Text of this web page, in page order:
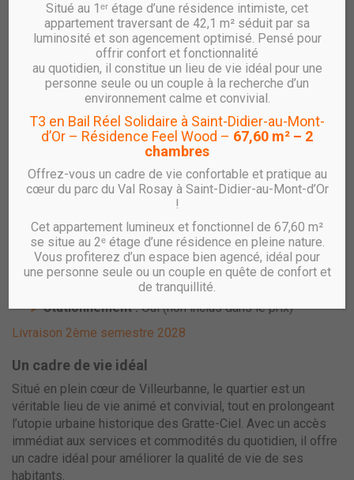
Vente UTÔPIA – T2 – B2.303
Appartement T2 Neuf avec loggia et
stationnement – Résidence UTÔPIA à Villeurbanne
Gratte-Ciel
RHÔNE SAÔNE HABITAT vous propose unappartement
T2 au 3ᵉ étage avec loggia et stationnement
la résidenceUTÔPIA, située dans le nouveau quartier
desGratte-Ciel à Villeurbanne.
Caractéristiques principales :
Type : T2
Étage :3
Surface habitable :56.21 m²
Stationnement :Oui (non inclus dans le prix)**
Livraison 2ème semestre 2028
Un cadre de vie idéal
Situé en plein cœur de Villeurbanne, le quartier est un
véritable lieu de vie animé et convivial, tout en prolongeant
l’utopie urbaine historique des Gratte-Ciel. Avec un accès
immédiat aux services et commodités du quotidien, il offre
un cadre idéal pour améliorer la qualité de vie de ses
habitants.
Situé au 1ᵉʳ étage d’une résidence intimiste, cet
appartement traversant de 42,1 m² séduit par sa
luminosité et son agencement optimisé. Pensé pour
offrir confort et fonctionnalité
au quotidien, il constitue un lieu de vie idéal pour une
personne seule ou un couple à la recherche d’un
environnement calme et convivial.
T3 en Bail Réel Solidaire à Saint-Didier-au-Mont-
d’Or – Résidence Feel Wood – 67,60 m² – 2
chambres
Offrez-vous un cadre de vie confortable et pratique au
cœur du parc du Val Rosay à Saint-Didier-au-Mont-d’Or
!
Cet appartement lumineux et fonctionnel de 67,60 m²
se situe au 2ᵉ étage d’une résidence en pleine nature.
Vous profiterez d’un espace bien agencé, idéal pour
une personne seule ou un couple en quête de confort et
de tranquillité.